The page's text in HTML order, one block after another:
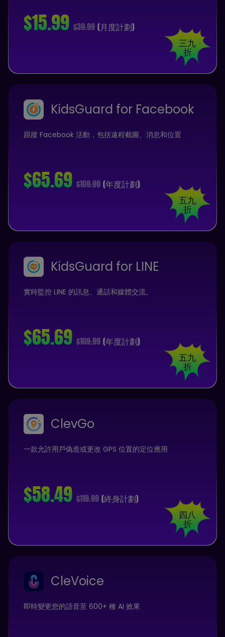
三九
折
$15.99 $39.99 (月度計劃)
五九
折
KidsGuard for Facebook
跟蹤 Facebook 活動，包括遠程截圖、消息和位置
$65.69 $109.99 (年度計劃)
五九
折
KidsGuard for LINE
實時監控 LINE 的訊息、通話和媒體交流。
$65.69 $109.99 (年度計劃)
四八
折
ClevGo
一款允許用戶偽造或更改 GPS 位置的定位應用
$58.49 $119.99 (終身計劃)
CleVoice
即時變更您的語音至 600+ 種 AI 效果